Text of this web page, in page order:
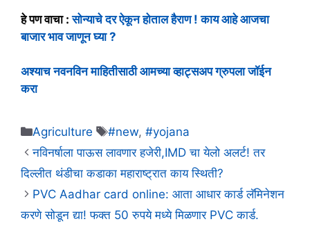
हे पण वाचा :सोन्याचे दर ऐकून होताल हैराण ! काय आहे आजचा
बाजार भाव जाणून घ्या ?
अश्याच नवनविन माहितीसाठी आमच्या व्हाट्सअप ग्रुपला जॉईन
करा
Categories
Agriculture Tags
#new, #yojana
नविनर्षाला पाऊस लावणार हजेरी,IMD चा येलो अलर्ट! तर
दिल्लीत थंडीचा कडाका महाराष्ट्रात काय स्थिती?
PVC Aadhar card online: आता आधार कार्ड लॅमिनेशन
करणे सोडून द्या! फक्त 50 रुपये मध्ये मिळणार PVC कार्ड.